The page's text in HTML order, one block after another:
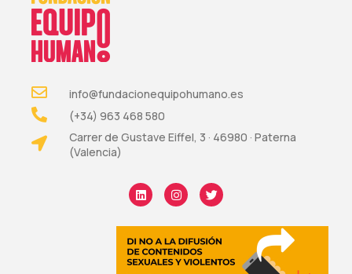
info@fundacionequipohumano.es
(+34) 963 468 580
Carrer de Gustave Eiffel, 3 · 46980 · Paterna
(Valencia)